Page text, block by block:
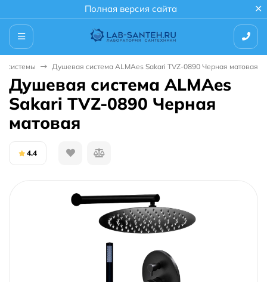
Полная версия сайта
системы Душевая система ALMAes Sakari TVZ-0890 Черная матовая
Душевая система ALMAes
Sakari TVZ-0890 Черная
матовая
4.4